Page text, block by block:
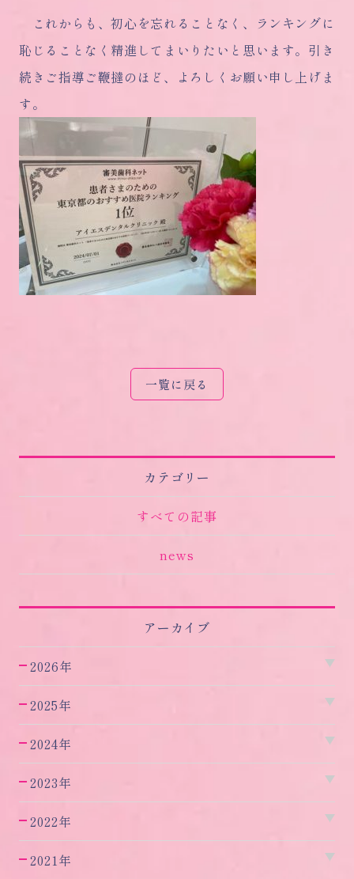
カテゴリー
すべての記事
news
アーカイブ
2026年
2025年
2024年
2023年
2022年
2021年
これからも、初心を忘れることなく、ランキングに
恥じることなく精進してまいりたいと思います。引き
続きご指導ご鞭撻のほど、よろしくお願い申し上げま
す。
一覧に戻る